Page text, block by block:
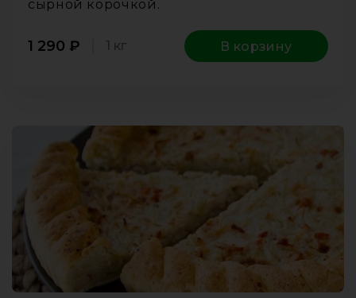
сырной корочкой.
1 290 ₽ 1 кг В корзину